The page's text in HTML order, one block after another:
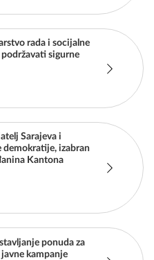
rada i socijalne
sigurne
Sarajeva i
demokratije, izabran
Kantona
ponuda za
kampanje